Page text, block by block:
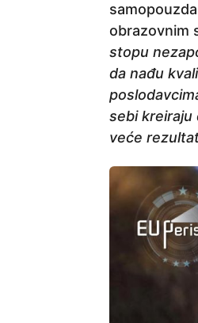
obrazovnim
stopu
da nađu
sebi kreiraju
veće